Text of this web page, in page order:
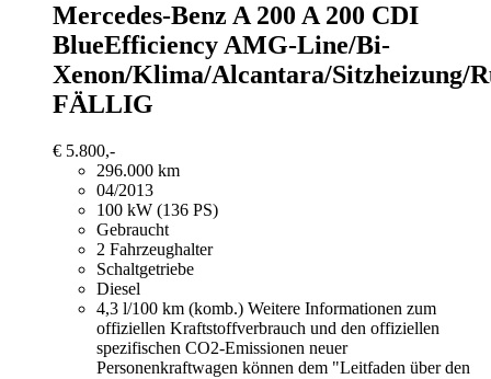
Mercedes-Benz A 200 A 200 CDI
BlueEfficiency AMG-Line/Bi-
Xenon/Klima/Alcantara/Sitzheizung/
FÄLLIG
€ 5.800,-
296.000 km
04/2013
100 kW (136 PS)
Gebraucht
2 Fahrzeughalter
Schaltgetriebe
Diesel
4,3 l/100 km (komb.) Weitere Informationen zum
offiziellen Kraftstoffverbrauch und den offiziellen
spezifischen CO2-Emissionen neuer
Personenkraftwagen können dem "Leitfaden über den